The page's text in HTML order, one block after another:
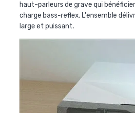
haut-parleurs de grave qui
charge bass-reflex. L'ensemble
large et puissant.